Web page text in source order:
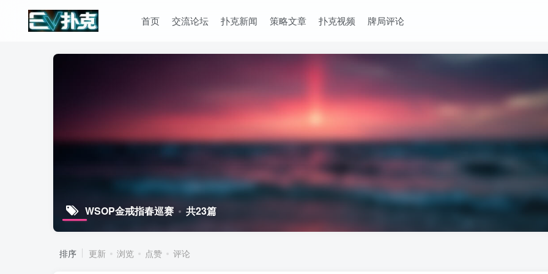
首页 交流论坛 扑克新闻 策略文章 扑克视频 牌局评论
WSOP金戒指春巡赛 共23篇
排序 更新 浏览 点赞 评论